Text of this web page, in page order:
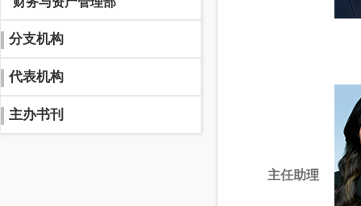
分支机构
代表机构
主办书刊
主任助理